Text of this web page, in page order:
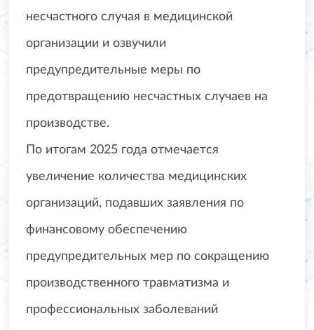
несчастного случая в медицинской
организации и озвучили
предупредительные меры по
предотвращению несчастных случаев на
производстве.
По итогам 2025 года отмечается
увеличение количества медицинских
организаций, подавших заявления по
финансовому обеспечению
предупредительных мер по сокращению
производственного травматизма и
профессиональных заболеваний